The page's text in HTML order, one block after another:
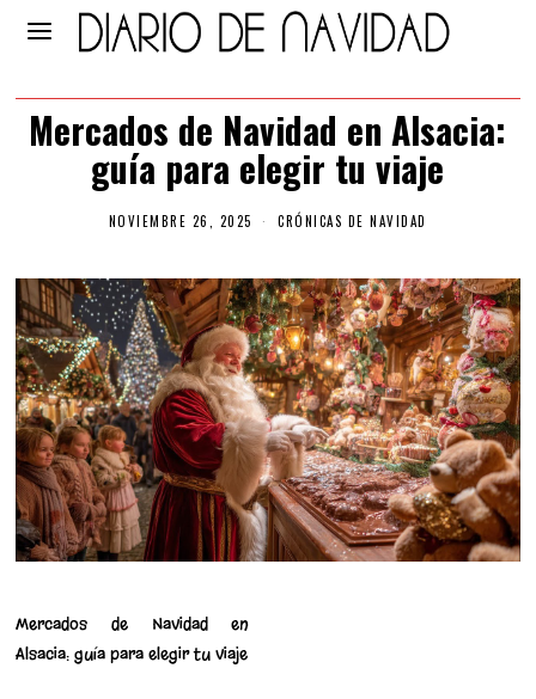
Mercados de Navidad en Alsacia:
guía para elegir tu viaje
NOVIEMBRE 26, 2025 CRÓNICAS DE NAVIDAD
Mercados de Navidad en
Alsacia: guía para elegir tu viaje